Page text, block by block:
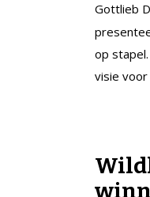
Gottlieb
op
visie